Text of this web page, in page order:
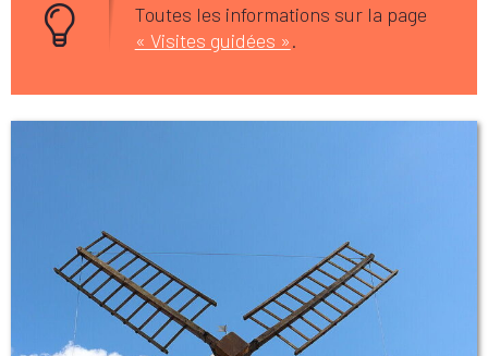
Toutes les informations sur la page
« Visites guidées ».